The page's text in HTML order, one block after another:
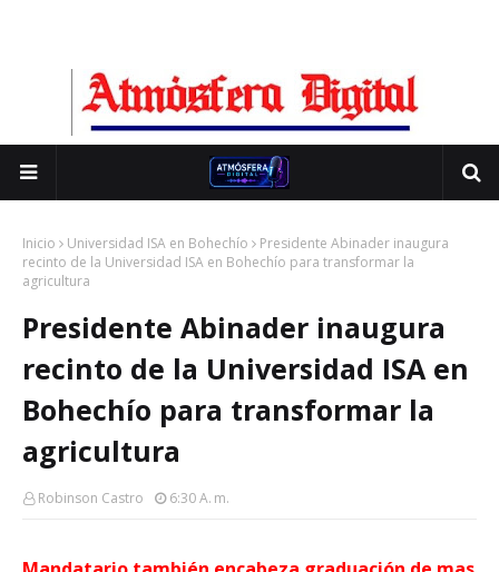
Inicio Universidad ISA en Bohechío
Presidente Abinader inaugura
recinto de la Universidad ISA en Bohechío para transformar la
agricultura
Presidente Abinader inaugura
recinto de la Universidad ISA en
Bohechío para transformar la
agricultura
Robinson Castro 6:30 A. M.